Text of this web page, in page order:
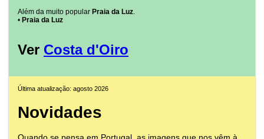
Além da muito popular Praia da Luz
• Praia da Luz
Ver Costa d'Oiro
Última atualização: agosto 2026
Novidades